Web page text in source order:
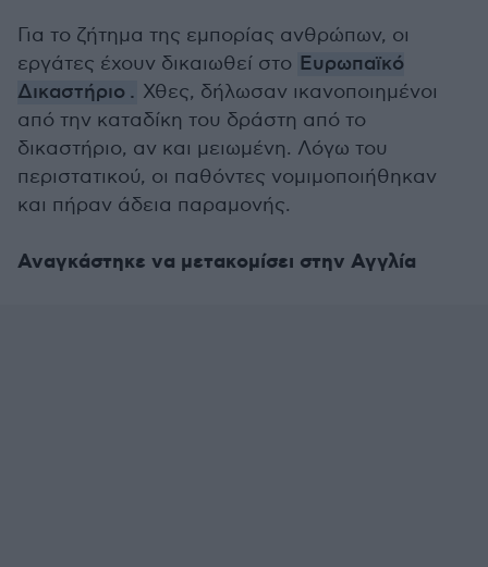
Για το ζήτημα της εμπορίας ανθρώπων, οι
εργάτες έχουν δικαιωθεί στο Ευρωπαϊκό
Δικαστήριο . Χθες, δήλωσαν ικανοποιημένοι
από την καταδίκη του δράστη από το
δικαστήριο, αν και μειωμένη. Λόγω του
περιστατικού, οι παθόντες νομιμοποιήθηκαν
και πήραν άδεια παραμονής.
Αναγκάστηκε να μετακομίσει στην Αγγλία